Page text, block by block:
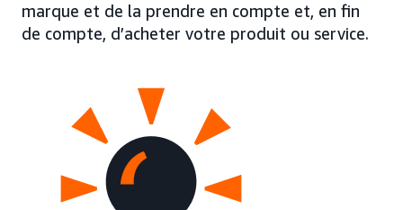
marque et de la prendre en compte et, en fin
de compte, d’acheter votre produit ou service.